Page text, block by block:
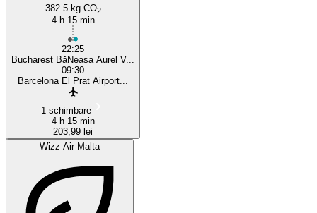
382.5 kg CO2
4 h 15 min
22:25
Bucharest BăNeasa Aurel V...
09:30
Barcelona El Prat Airport...
1 schimbare
4 h 15 min
203,99 lei
Wizz Air Malta